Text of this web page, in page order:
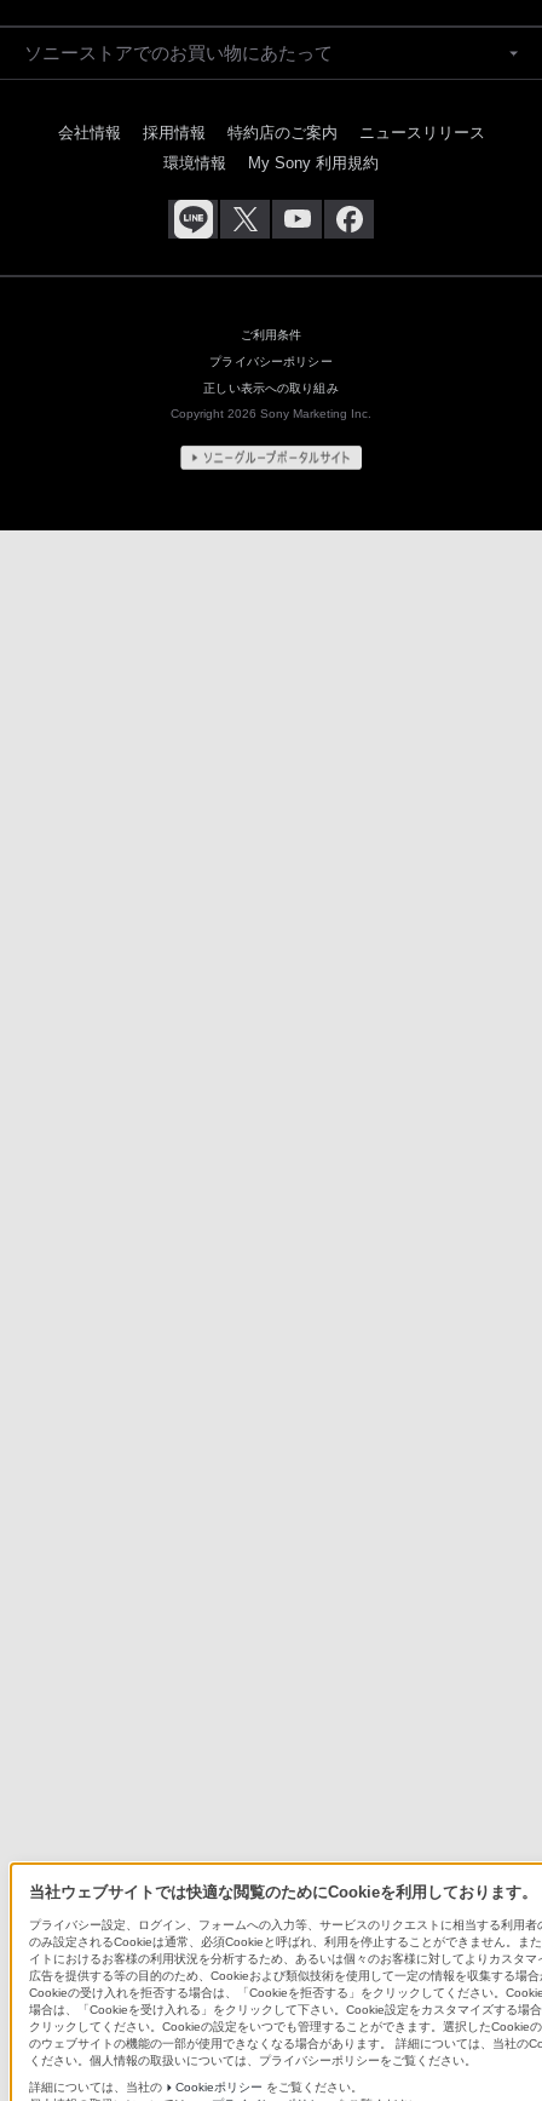
当社ウェブサイトでは快適な閲覧のためにCookieを利用しております。
プライバシー設定、ログイン、フォームへの入力等、サービスのリクエストに相当する利用者
のみ設定されるCookieは通常、必須Cookieと呼ばれ、利用を停止することができません。ま
イトにおけるお客様の利用状況を分析するため、あるいは個々のお客様に対してよりカスタマ
広告を提供する等の目的のため、Cookieおよび類似技術を使用して一定の情報を収集する場
Cookieの受け入れを拒否する場合は、「Cookieを拒否する」をクリックしてください。
場合は、「Cookieを受け入れる」をクリックして下さい。Cookie設定をカスタマイズする場
クリックしてください。Cookieの設定をいつでも管理することができます。選択したCookie
のウェブサイトの機能の一部が使用できなくなる場合があります。 詳細については、当社の
ください。個人情報の取扱いについては、プライバシーポリシーをご覧ください。
詳細については、当社の
Cookieポリシー をご覧ください。
ソニーストアでのお買い物にあたって
会社情報 採用情報 特約店のご案内
ニュースリリース
環境情報
My Sony 利用規約
ご利用条件
プライバシーポリシー
正しい表示への取り組み
Copyright 2026 Sony Marketing Inc.